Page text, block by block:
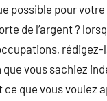
possible pour
de l’argent ?
rédigez-
vous sachiez
ce que vous voulez